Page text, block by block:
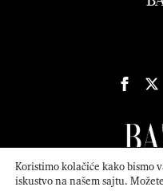
Koristimo kolačiće kako bismo
iskustvo na našem sajtu.